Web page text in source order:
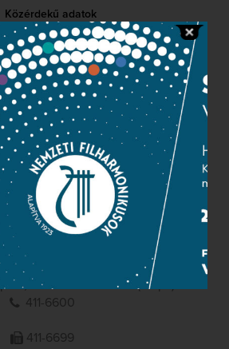
Közérdekű adatok
Sajtószoba
Adatvédelem
Impresszum
NEMZETI
Komor Marcell u. 1. (Müpa)
411-6600
411-6699